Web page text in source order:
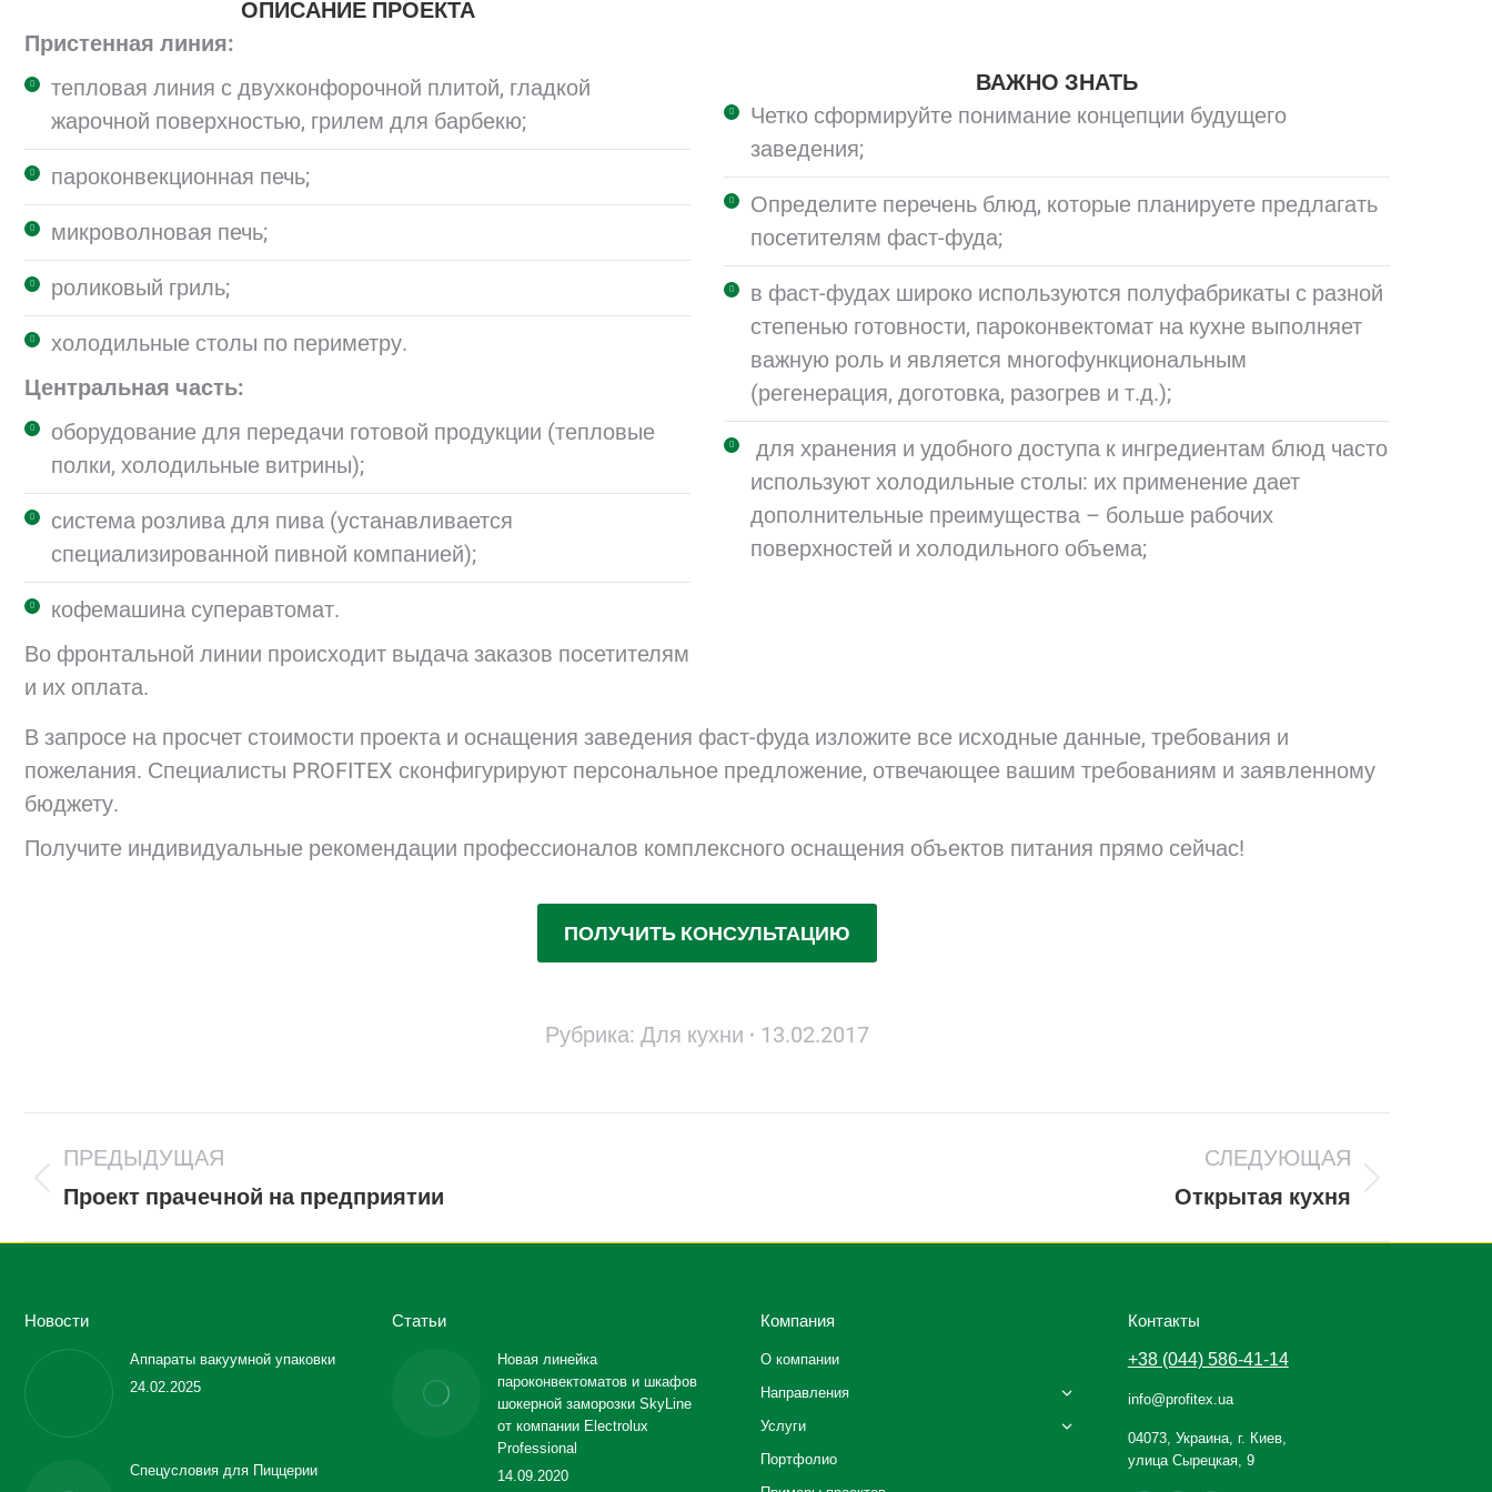
ОПИСАНИЕ ПРОЕКТА
Пристенная линия:
тепловая линия с двухконфорочной плитой, гладкой
жарочной поверхностью, грилем для барбекю;
пароконвекционная печь;
микроволновая печь;
роликовый гриль;
холодильные столы по периметру.
Центральная часть:
оборудование для передачи готовой продукции (тепловые
полки, холодильные витрины);
система розлива для пива (устанавливается
специализированной пивной компанией);
кофемашина суперавтомат.
Во фронтальной линии происходит выдача заказов посетителям
и их оплата.
ВАЖНО ЗНАТЬ
Четко сформируйте понимание концепции будущего
заведения;
Определите перечень блюд, которые планируете предлагать
посетителям фаст-фуда;
в фаст-фудах широко используются полуфабрикаты с разной
степенью готовности, пароконвектомат на кухне выполняет
важную роль и является многофункциональным
(регенерация, доготовка, разогрев и т.д.);
для хранения и удобного доступа к ингредиентам блюд часто
используют холодильные столы: их применение дает
дополнительные преимущества – больше рабочих
поверхностей и холодильного объема;
В запросе на просчет стоимости проекта и оснащения заведения фаст-фуда изложите все исходные данные, требования и
пожелания. Специалисты PROFITEX сконфигурируют персональное предложение, отвечающее вашим требованиям и заявленному
бюджету.
Получите индивидуальные рекомендации профессионалов комплексного оснащения объектов питания прямо сейчас!
ПОЛУЧИТЬ КОНСУЛЬТАЦИЮ
Рубрика: Для кухни 13.02.2017
по
записям
ПРЕДЫДУЩАЯ
Предыдущая
Проект прачечной на предприятии
СЛЕДУЮЩАЯ
Открытая кухня
Новости
Аппараты вакуумной упаковки
24.02.2025
Спецусловия для Пиццерии
Статьи
Новая линейка
пароконвектоматов и шкафов
шокерной заморозки SkyLine
от компании Electrolux
Professional
14.09.2020
Компания
О компании
Направления
Услуги
Портфолио
Контакты
+38 (044) 586-41-14
info@profitex.ua
04073, Украина, г. Киев,
улица Сырецкая, 9